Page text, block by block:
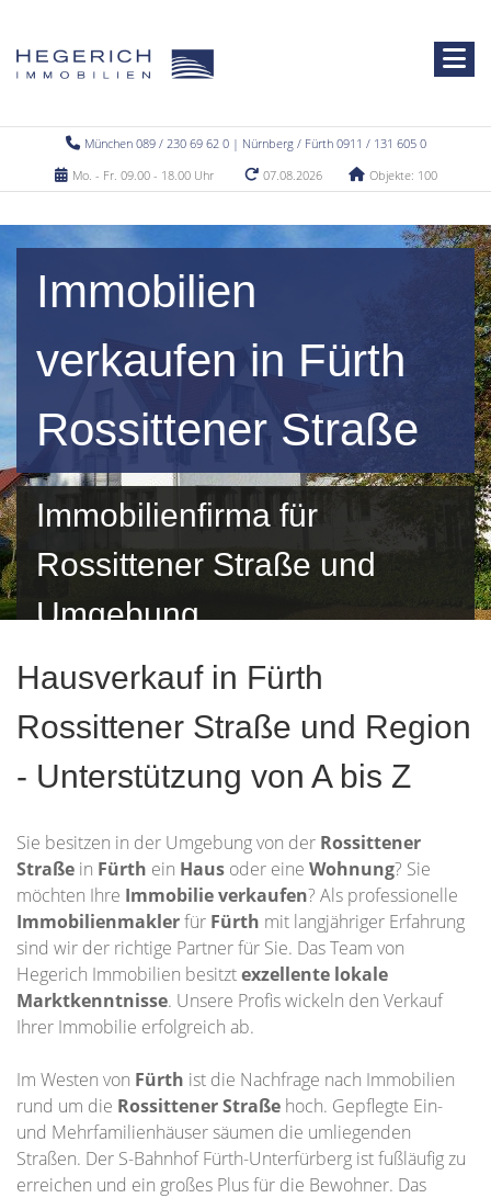
München 089 / 230 69 62 0 | Nürnberg / Fürth 0911 / 131 605 0
Mo. - Fr. 09.00 - 18.00 Uhr
07.08.2026 Objekte: 100
Immobilien
verkaufen in Fürth
Rossittener Straße
Immobilienfirma für
Rossittener Straße und
Umgebung
Hausverkauf in Fürth
Rossittener Straße und Region
- Unterstützung von A bis Z
Sie besitzen in der Umgebung von der Rossittener
Straße in Fürth ein Haus oder eine Wohnung? Sie
möchten Ihre Immobilieverkaufen? Als professionelle
Immobilienmaklerfür Fürth mit langjähriger Erfahrung
sind wir der richtige Partner für Sie. Das Team von
Hegerich Immobilien besitztexzellente lokale
Marktkenntnisse. Unsere Profis wickeln den Verkauf
Ihrer Immobilie erfolgreich ab.
Im Westen von Fürth ist die Nachfrage nach Immobilien
rund um die Rossittener Straße hoch. Gepflegte Ein-
und Mehrfamilienhäuser säumen die umliegenden
Straßen. Der S-Bahnhof Fürth-Unterfürberg ist fußläufig zu
erreichen und ein großes Plus für die Bewohner. Das